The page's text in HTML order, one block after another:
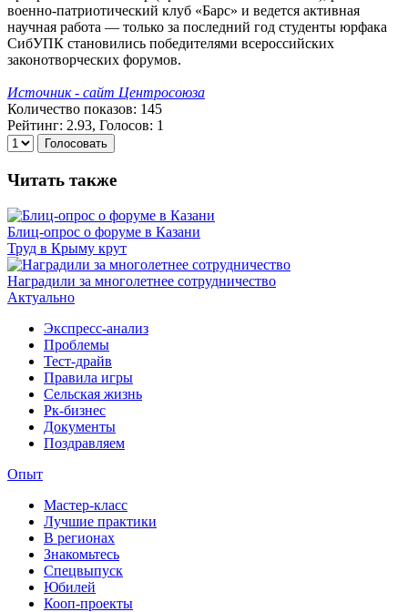
военно-патриотический клуб «Барс» и ведется активная
научная работа — только за последний год студенты юрфака
СибУПК становились победителями всероссийских
законотворческих форумов.
Источник - сайт Центросоюза
Количество показов: 145
Рейтинг: 2.93, Голосов: 1
Голосовать
Читать также
Блиц-опрос о форуме в Казани
Труд в Крыму крут
Наградили за многолетнее сотрудничество
Актуально
Экспресс-анализ
Проблемы
Тест-драйв
Правила игры
Сельская жизнь
Рк-бизнес
Документы
Поздравляем
Опыт
Мастер-класс
Лучшие практики
В регионах
Знакомьтесь
Спецвыпуск
Юбилей
Кооп-проекты